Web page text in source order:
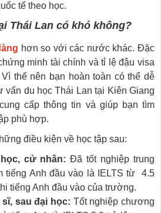
tế theo học.
Thái Lan có khó không?
hơn so với các nước khác. Đặc
minh tài chính và tỉ lệ đậu visa
thế nên bạn hoàn toàn có thể dễ
vấn du học Thái Lan tại Kiên Giang
cấp thông tin và giúp bạn tìm
phù hợp.
điều kiện về học tập sau:
cử nhân: Đã tốt nghiệp trung
tiếng Anh đầu vào là IELTS từ 4.5
tiếng Anh đầu vào của trường.
sau đại học: Tốt nghiệp chương